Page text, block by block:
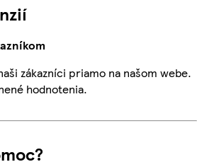
zákazníci priamo na našom webe.
hodnotenia.